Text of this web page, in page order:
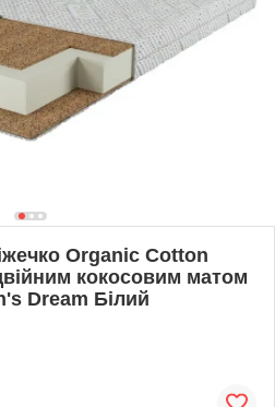
Organic Cotton
кокосовим матом
Dream Білий